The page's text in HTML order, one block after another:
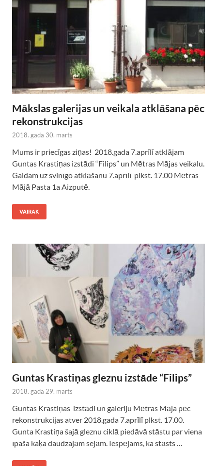
Mākslas galerijas un veikala atklāšana pēc
rekonstrukcijas
2018. gada 30. marts
Mums ir priecīgas ziņas! 2018.gada 7.aprīlī atklājam
Guntas Krastiņas izstādi “Filips” un Mētras Mājas veikalu.
Gaidam uz svinīgo atklāšanu 7.aprīlī plkst. 17.00 Mētras
Mājā Pasta 1a Aizputē.
VAIRĀK
Guntas Krastiņas gleznu izstāde “Filips”
2018. gada 29. marts
Guntas Krastiņas izstādi un galeriju Mētras Māja pēc
rekonstrukcijas atver 2018.gada 7.aprīlī plkst. 17.00.
Gunta Krastiņa šajā gleznu ciklā piedāvā stāstu par viena
īpaša kaķa daudzajām sejām. Iespējams, ka stāsts …